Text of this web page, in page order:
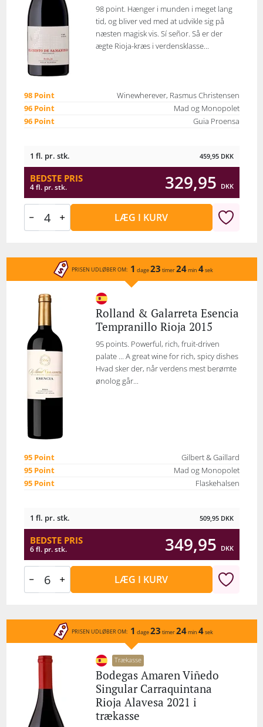
98 point. Hænger i munden i meget lang
tid, og bliver ved med at udvikle sig på
næsten magisk vis. Sí señor. Så er der
ægte Rioja-kræs i verdensklasse...
98 Point
Winewherever, Rasmus Christensen
96 Point
Mad og Monopolet
96 Point
Guia Proensa
1 fl. pr. stk. 459,95 DKK
BEDSTE PRIS
4 fl. pr. stk. 329,95 DKK
LÆG I KURV
PRISEN UDLØBER OM: 1 dage23 timer24min 4sek
Rolland & Galarreta Esencia
Tempranillo Rioja 2015
95 points. Powerful, rich, fruit-driven
palate ... A great wine for rich, spicy dishes
Hvad sker der, når verdens mest berømte
ønolog går...
95 Point
Gilbert & Gaillard
95 Point
Mad og Monopolet
95 Point
Flaskehalsen
1 fl. pr. stk. 509,95 DKK
BEDSTE PRIS
6 fl. pr. stk. 349,95 DKK
LÆG I KURV
PRISEN UDLØBER OM: 1 dage23 timer24min 4sek
Trækasse
Bodegas Amaren Viñedo
Singular Carraquintana
Rioja Alavesa 2021 i
trækasse